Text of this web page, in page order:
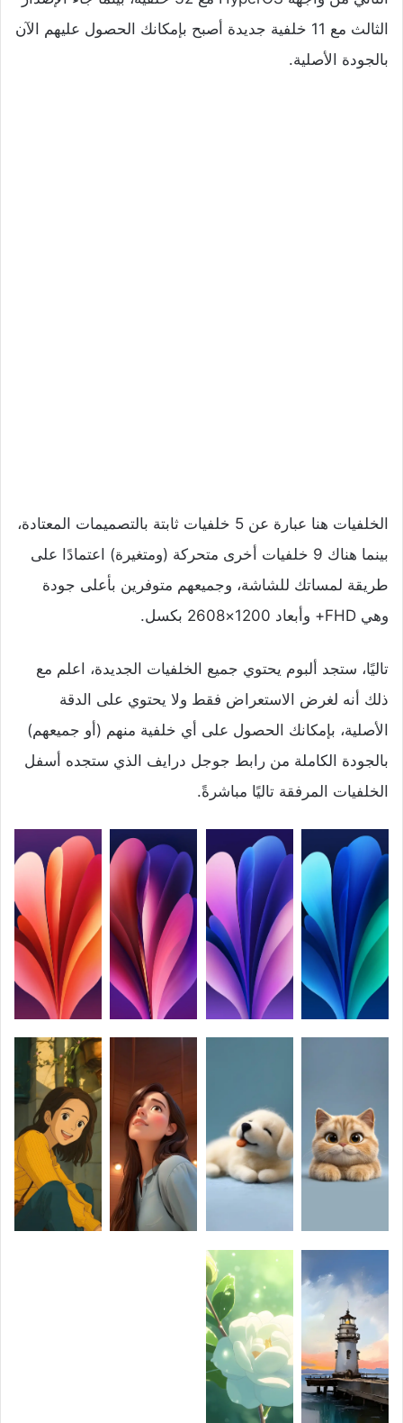
الثالث مع 11 خلفية جديدة أصبح بإمكانك الحصول عليهم الآن
بالجودة الأصلية.
الخلفيات هنا عبارة عن 5 خلفيات ثابتة بالتصميمات المعتادة،
بينما هناك 9 خلفيات أخرى متحركة (ومتغيرة) اعتمادًا على
طريقة لمساتك للشاشة، وجميعهم متوفرين بأعلى جودة
وهي FHD+ وأبعاد 1200×2608 بكسل.
تاليًا، ستجد ألبوم يحتوي جميع الخلفيات الجديدة، اعلم مع
ذلك أنه لغرض الاستعراض فقط ولا يحتوي على الدقة
الأصلية، بإمكانك الحصول على أي خلفية منهم (أو جميعهم)
بالجودة الكاملة من رابط جوجل درايف الذي ستجده أسفل
الخلفيات المرفقة تاليًا مباشرةً.